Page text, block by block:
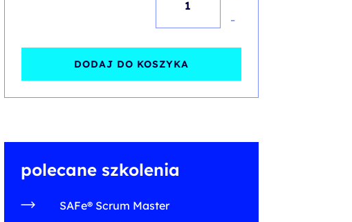
Owner
/
-
DODAJ DO KOSZYKA
polecane szkolenia
SAFe® Scrum Master